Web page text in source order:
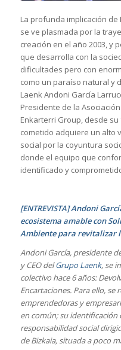
La profunda implicación
se ve plasmada por la
creación en el año 2003, y
que desarrolla con la
dificultades pero con
como un paraíso natural y
Laenk Andoni García
Presidente de la
Enkarterri Group, desde
cometido adquiere un alto
social por la coyuntura
donde el equipo que
identificado y
[ENTREVISTA] Andoni
ecosistema amable con
Ambiente para revitalizar
Andoni García, presidente
y CEO delGrupo Laenk, se
colectivo hace 6 años:
Encartaciones. Para ello,
emprendedoras y
en común; su identificación
responsabilidad social
de Bizkaia, situada a poco